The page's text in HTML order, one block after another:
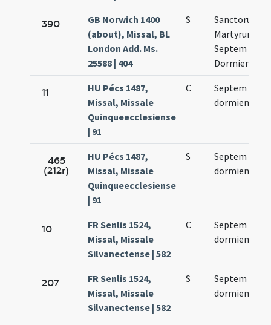
390
GB Norwich 1400
(about), Missal, BL
London Add. Ms.
25588 | 404
S
Sanctorum
Martyrum
Septem
Dormientium
11
HU Pécs 1487,
Missal, Missale
Quinqueecclesiense
| 91
C
Septem
dormientium
465
(212r)
HU Pécs 1487,
Missal, Missale
Quinqueecclesiense
| 91
S
Septem
dormientium
10
FR Senlis 1524,
Missal, Missale
Silvanectense | 582
C
Septem
dormientium
207
FR Senlis 1524,
Missal, Missale
Silvanectense | 582
S
Septem
dormientium